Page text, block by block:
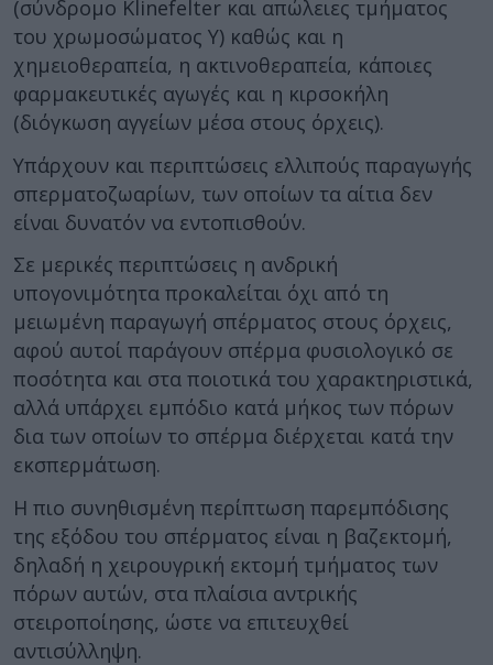
(σύνδρομο Klinefelter και απώλειες τμήματος
του χρωμοσώματος Υ) καθώς και η
χημειοθεραπεία, η ακτινοθεραπεία, κάποιες
φαρμακευτικές αγωγές και η κιρσοκήλη
(διόγκωση αγγείων μέσα στους όρχεις).
Υπάρχουν και περιπτώσεις ελλιπούς παραγωγής
σπερματοζωαρίων, των οποίων τα αίτια δεν
είναι δυνατόν να εντοπισθούν.
Σε μερικές περιπτώσεις η ανδρική
υπογονιμότητα προκαλείται όχι από τη
μειωμένη παραγωγή σπέρματος στους όρχεις,
αφού αυτοί παράγουν σπέρμα φυσιολογικό σε
ποσότητα και στα ποιοτικά του χαρακτηριστικά,
αλλά υπάρχει εμπόδιο κατά μήκος των πόρων
δια των οποίων το σπέρμα διέρχεται κατά την
εκσπερμάτωση.
Η πιο συνηθισμένη περίπτωση παρεμπόδισης
της εξόδου του σπέρματος είναι η βαζεκτομή,
δηλαδή η χειρουγρική εκτομή τμήματος των
πόρων αυτών, στα πλαίσια αντρικής
στειροποίησης, ώστε να επιτευχθεί
αντισύλληψη.